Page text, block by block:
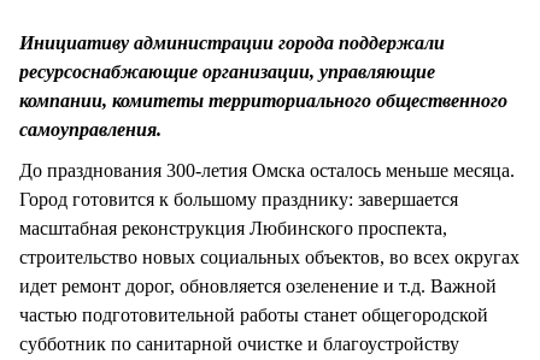
Инициативу администрации города поддержали
ресурсоснабжающие организации, управляющие
компании, комитеты территориального общественного
самоуправления.
До празднования 300-летия Омска осталось меньше месяца.
Город готовится к большому празднику: завершается
масштабная реконструкция Любинского проспекта,
строительство новых социальных объектов, во всех округах
идет ремонт дорог, обновляется озеленение и т.д. Важной
частью подготовительной работы станет общегородской
субботник по санитарной очистке и благоустройству